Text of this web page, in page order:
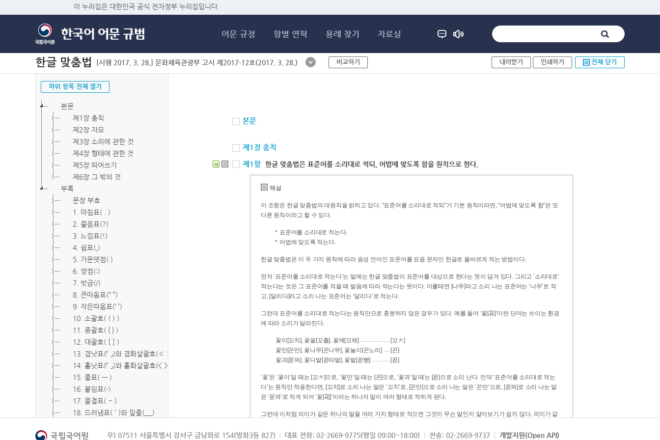
이 누리집은 대한민국 공식 전자정부 누리집입니다.
어문 규정 항별 연혁 용례 찾기 자료실
한글 맞춤법 [시행 2017. 3. 28.] 문화체육관광부 고시 제2017-12호(2017. 3. 28.) 비교하기 내려받기 인쇄하기 전체 닫기
하위 항목 전체 열기
본문
제1장 총칙
제2장 자모
제3장 소리에 관한 것
제4장 형태에 관한 것
제5장 띄어쓰기
제6장 그 밖의 것
부록
문장 부호
1. 마침표( . )
2. 물음표(?)
3. 느낌표(!)
4. 쉼표(,)
5. 가운뎃점(·)
6. 쌍점(:)
7. 빗금(/)
8. 큰따옴표(“ ”)
9. 작은따옴표(‘ ’)
10. 소괄호( ( ) )
11. 중괄호( { } )
12. 대괄호( [ ] )
13. 겹낫표(『 』)와 겹화살괄호(≪ ≫)
14. 홑낫표(「 」)와 홑화살괄호(< >)
15. 줄표( ― )
16. 붙임표(-)
17. 물결표( ~ )
18. 드러냄표( ˙ )와 밑줄(__)
20. 빠짐표( □ )
본문
제1장 총칙
북 제1항 한글 맞춤법은 표준어를 소리대로 적되, 어법에 맞도록 함을 원칙으로 한다.
해설
이 조항은 한글 맞춤법의 대원칙을 밝히고 있다. “표준어를 소리대로 적되”가 기본 원칙이라면, “어법에 맞도록 함”은 또
다른 원칙이라고 할 수 있다.
표준어를 소리대로 적는다.
어법에 맞도록 적는다.
한글 맞춤법은 이 두 가지 원칙에 따라 음성 언어인 표준어를 표음 문자인 한글로 올바르게 적는 방법이다.
먼저 ‘표준어를 소리대로 적는다’는 말에는 한글 맞춤법이 표준어를 대상으로 한다는 뜻이 담겨 있다. 그리고 ‘소리대로’
적는다는 것은 그 표준어를 적을 때 발음에 따라 적는다는 뜻이다. 이를테면 [나무]라고 소리 나는 표준어는 ‘나무’로 적
고, [달리다]라고 소리 나는 표준어는 ‘달리다’로 적는다.
그런데 표준어를 소리대로 적는다는 원칙만으로 충분하지 않은 경우가 있다. 예를 들어 ‘꽃[花]’이란 단어는 쓰이는 환경
에 따라 소리가 달라진다.
꽃이[꼬치], 꽃을[꼬츨], 꽃에[꼬체] …………… [꼬ㅊ]
꽃만[꼰만], 꽃나무[꼰나무], 꽃놀이[꼰노리] … [꼰]
꽃과[꼳꽈], 꽃다발[꼳따발], 꽃밭[꼳빧] ……… [꼳]
‘꽃’은 ‘꽃이’일 때는 [꼬ㅊ]으로, ‘꽃만’일 때는 [꼰]으로, ‘꽃과’일 때는 [꼳]으로 소리 난다. 만약 ‘표준어를 소리대로 적는
다’는 원칙만 적용한다면, [꼬치]로 소리 나는 말은 ‘꼬치’로, [꼰만]으로 소리 나는 말은 ‘꼰만’으로, [꼳꽈]로 소리 나는 말
은 ‘꼳꽈’로 적게 되어 ‘꽃[花]’이라는 하나의 말이 여러 형태로 적히게 된다.
그런데 이처럼 의미가 같은 하나의 말을 여러 가지 형태로 적으면 그것이 무슨 말인지 알아보기가 쉽지 않다. 의미가 같
되게 적는 것이 의미를 파악하는 데 효과적이다.
우) 07511 서울특별시 강서구 금낭화로 154(방화3동 827) 대표 전화: 02-2669-9775(평일 09:00~18:00) 전송: 02-2669-9737 개발지원(Open API)